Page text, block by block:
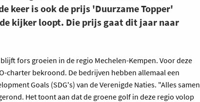
keer is ook de prijs 'Duurzame Topper'
kijker loopt. Die prijs gaat dit jaar naar
fors groeien in de regio Mechelen-Kempen. Voor deze
charter bekroond. De bedrijven hebben allemaal een
Goals (SDG's) van de Verenigde Naties. "Alles samen
Het toont aan dat de groene golf in deze regio volop